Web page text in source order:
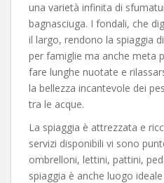
una varietà infinita di
bagnasciuga. I fondali, che
il largo, rendono la spiaggia
per famiglie ma anche meta
fare lunghe nuotate e
la bellezza incantevole dei
tra le acque.
La spiaggia è attrezzata e
servizi disponibili vi sono
ombrelloni, lettini, pattini,
spiaggia è anche luogo